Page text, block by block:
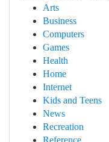
Arts
Business
Computers
Games
Health
Home
Internet
Kids and Teens
News
Recreation
Reference